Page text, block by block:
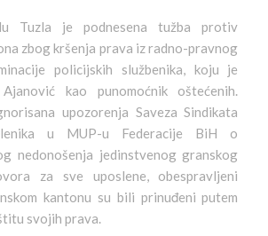
Tuzla je podnesena tužba protiv
zbog kršenja prava iz radno-pravnog
policijskih službenika, koju je
kao punomoćnik oštećenih.
upozorenja Saveza Sindikata
u MUP-u Federacije BiH o
nedonošenja jedinstvenog granskog
za sve uposlene, obespravljeni
kantonu su bili prinuđeni putem
svojih prava.